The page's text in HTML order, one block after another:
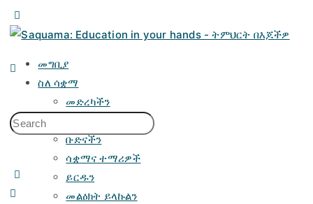
Side
መግቢያ
ስለ ሳቋማ
መድረካችን
ቡድናችን
ሳቋማና ተማሪዎች
ይርዱን
መልዕክት ይላኩልን
Search